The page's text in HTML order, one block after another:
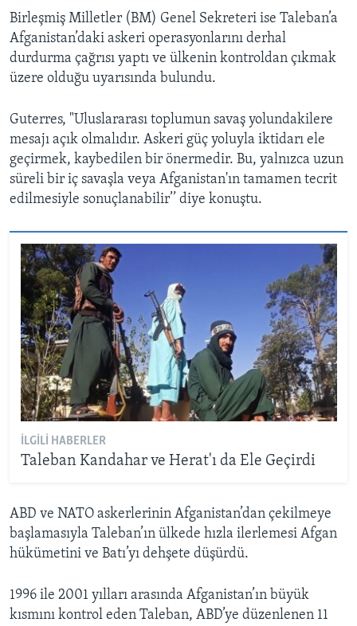
Birleşmiş Milletler (BM) Genel Sekreteri ise Taleban’a
Afganistan’daki askeri operasyonlarını derhal
durdurma çağrısı yaptı ve ülkenin kontroldan çıkmak
üzere olduğu uyarısında bulundu.
Guterres, "Uluslararası toplumun savaş yolundakilere
mesajı açık olmalıdır. Askeri güç yoluyla iktidarı ele
geçirmek, kaybedilen bir önermedir. Bu, yalnızca uzun
süreli bir iç savaşla veya Afganistan'ın tamamen tecrit
edilmesiyle sonuçlanabilir’’ diye konuştu.
İLGILI HABERLER
Taleban Kandahar ve Herat'ı da Ele Geçirdi
ABD ve NATO askerlerinin Afganistan’dan çekilmeye
başlamasıyla Taleban’ın ülkede hızla ilerlemesi Afgan
hükümetini ve Batı’yı dehşete düşürdü.
1996 ile 2001 yılları arasında Afganistan’ın büyük
kısmını kontrol eden Taleban, ABD’ye düzenlenen 11